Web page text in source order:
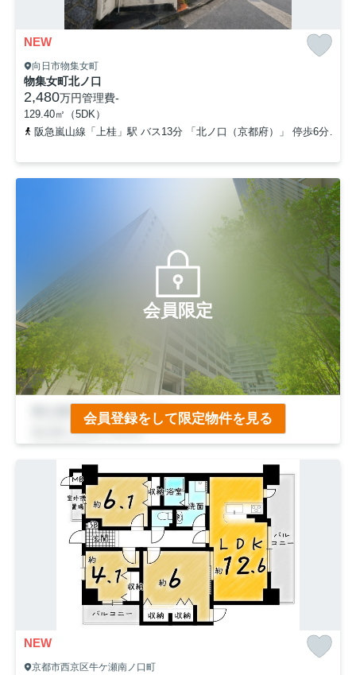
NEW
向日市物集女町
物集女町北ノ口
2,480万円管理費-
129.40㎡（5DK）
阪急嵐山線「上桂」駅 バス13分 「北ノ口（京都府）」 停歩6分
会員限定
会員登録をして限定物件を見る
NEW
京都市西京区牛ケ瀬南ノ口町